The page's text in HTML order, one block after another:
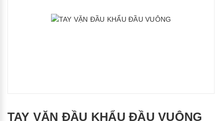
TAY VẶN ĐẦU KHẨU ĐẦU VUÔNG